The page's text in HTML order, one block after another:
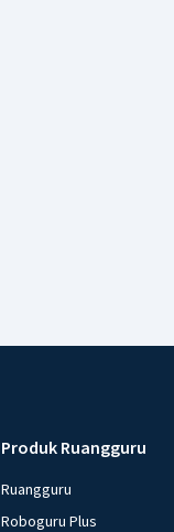
Produk Ruangguru
Ruangguru
Roboguru Plus